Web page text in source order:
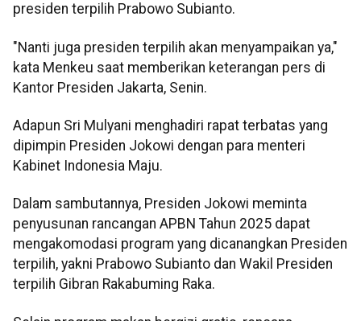
presiden terpilih Prabowo Subianto.
"Nanti juga presiden terpilih akan menyampaikan ya,"
kata Menkeu saat memberikan keterangan pers di
Kantor Presiden Jakarta, Senin.
Adapun Sri Mulyani menghadiri rapat terbatas yang
dipimpin Presiden Jokowi dengan para menteri
Kabinet Indonesia Maju.
Dalam sambutannya, Presiden Jokowi meminta
penyusunan rancangan APBN Tahun 2025 dapat
mengakomodasi program yang dicanangkan Presiden
terpilih, yakni Prabowo Subianto dan Wakil Presiden
terpilih Gibran Rakabuming Raka.